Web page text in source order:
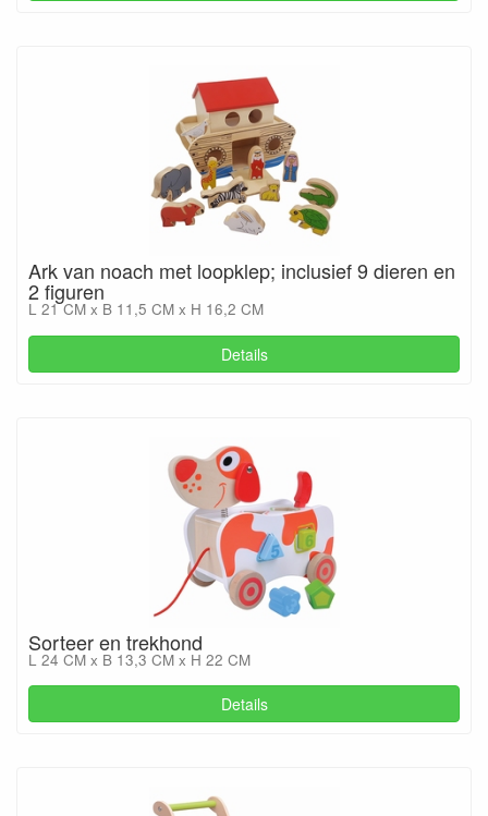
Ark van noach met loopklep; inclusief 9 dieren en
2 figuren
L 21 CM x B 11,5 CM x H 16,2 CM
Details
Sorteer en trekhond
L 24 CM x B 13,3 CM x H 22 CM
Details